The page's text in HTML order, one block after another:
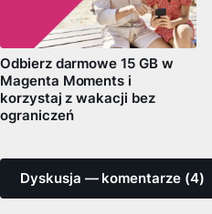
Odbierz darmowe 15 GB w
Magenta Moments i
korzystaj z wakacji bez
ograniczeń
Dyskusja — komentarze (4)